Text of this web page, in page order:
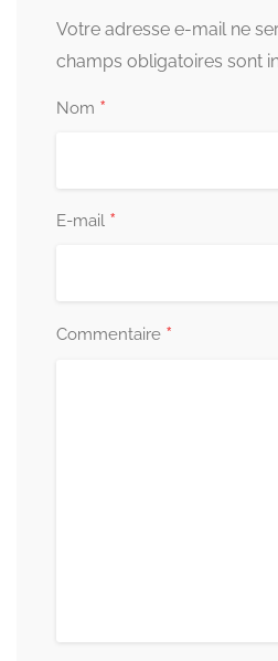
Votre adresse e-mail ne
champs obligatoires sont
Nom *
E-mail *
Commentaire *